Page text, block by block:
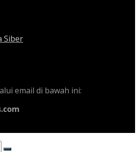
Siber
email di bawah ini: